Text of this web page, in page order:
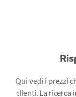
Qui vedi i prezzi
clienti. La ricerca